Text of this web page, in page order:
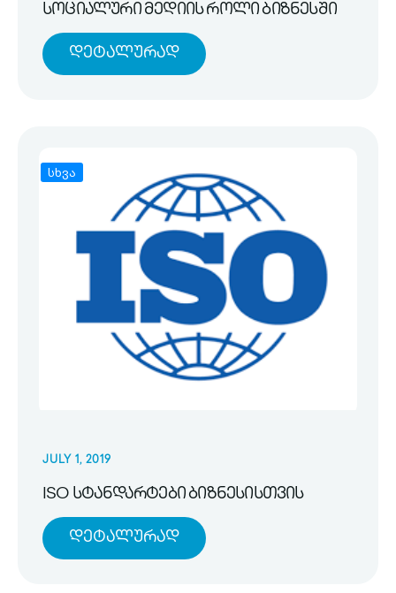
სოციალური მედიის როლი ბიზნესში
Დეტალურად
სხვა
JULY 1, 2019
ISO სტანდარტები ბიზნესისთვის
Დეტალურად